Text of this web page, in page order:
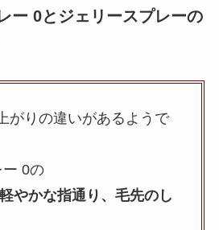
ー 0とジェリースプレーの
がりの違いがあるようで
0の
やかな指通り、毛先のし